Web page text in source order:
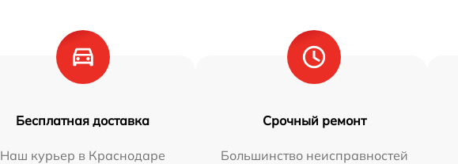
Бесплатная доставка
Наш курьер в Краснодаре
Срочный ремонт
Большинство неисправностей